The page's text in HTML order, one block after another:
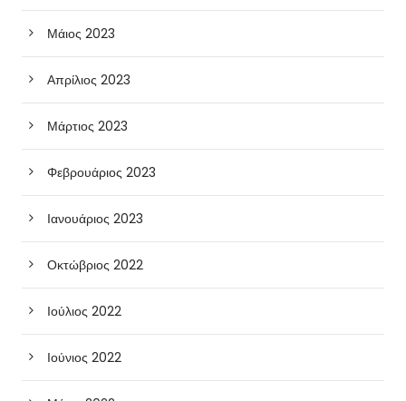
Μάιος 2023
Απρίλιος 2023
Μάρτιος 2023
Φεβρουάριος 2023
Ιανουάριος 2023
Οκτώβριος 2022
Ιούλιος 2022
Ιούνιος 2022